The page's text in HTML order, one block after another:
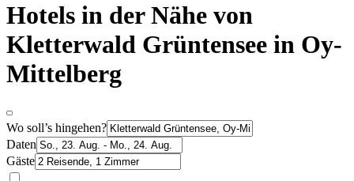
Hotels in der Nähe von
Kletterwald Grüntensee in Oy-
Mittelberg
Wo soll’s hingehen?
Daten
Gäste